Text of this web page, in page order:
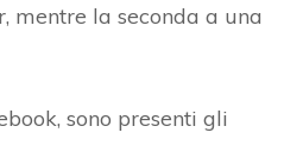
mentre la seconda a una
sono presenti gli